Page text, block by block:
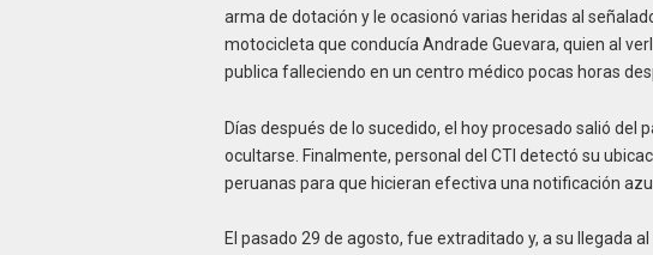
arma de dotación y le ocasionó varias heridas al
motocicleta que conducía Andrade Guevara, quien al
publica falleciendo en un centro médico pocas horas
Días después de lo sucedido, el hoy procesado salió del
ocultarse. Finalmente, personal del CTI detectó su
peruanas para que hicieran efectiva una notificación azul
El pasado 29 de agosto, fue extraditado y, a su llegada